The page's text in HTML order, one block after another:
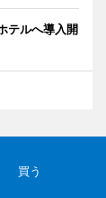
テルへ導入開
買う